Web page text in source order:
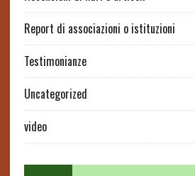
Report di associazioni o istituzioni
Testimonianze
Uncategorized
video